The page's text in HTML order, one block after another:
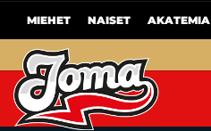
MIEHET NAISET AKATEMIA